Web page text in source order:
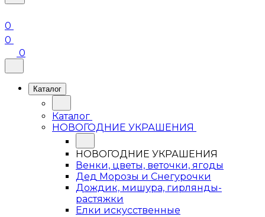
0
0
0
Каталог
Каталог
НОВОГОДНИЕ УКРАШЕНИЯ
НОВОГОДНИЕ УКРАШЕНИЯ
Венки, цветы, веточки, ягоды
Дед Морозы и Снегурочки
Дождик, мишура, гирлянды-
растяжки
Елки искусственные